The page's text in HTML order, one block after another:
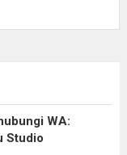
WA:
Studio